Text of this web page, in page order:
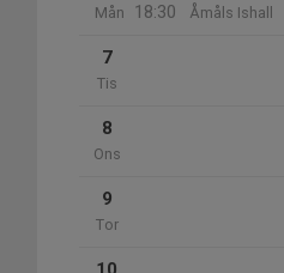
Mån
18:30
Åmåls Ishall
7
Tis
8
Ons
9
Tor